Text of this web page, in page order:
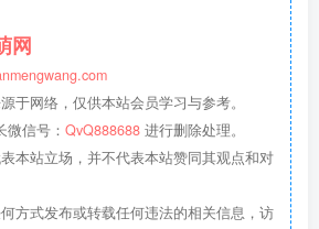
网
于网络，仅供本站会员学习与参考。
信号： QvQ888688 进行删除处理。
本站立场，并不代表本站赞同其观点和对
方式发布或转载任何违法的相关信息，访